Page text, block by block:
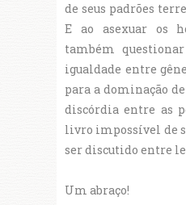
de seus padrões
E ao asexuar os
também
igualdade entre
para a dominação
discórdia entre as
livro impossível de
ser discutido entre
Um abraço!